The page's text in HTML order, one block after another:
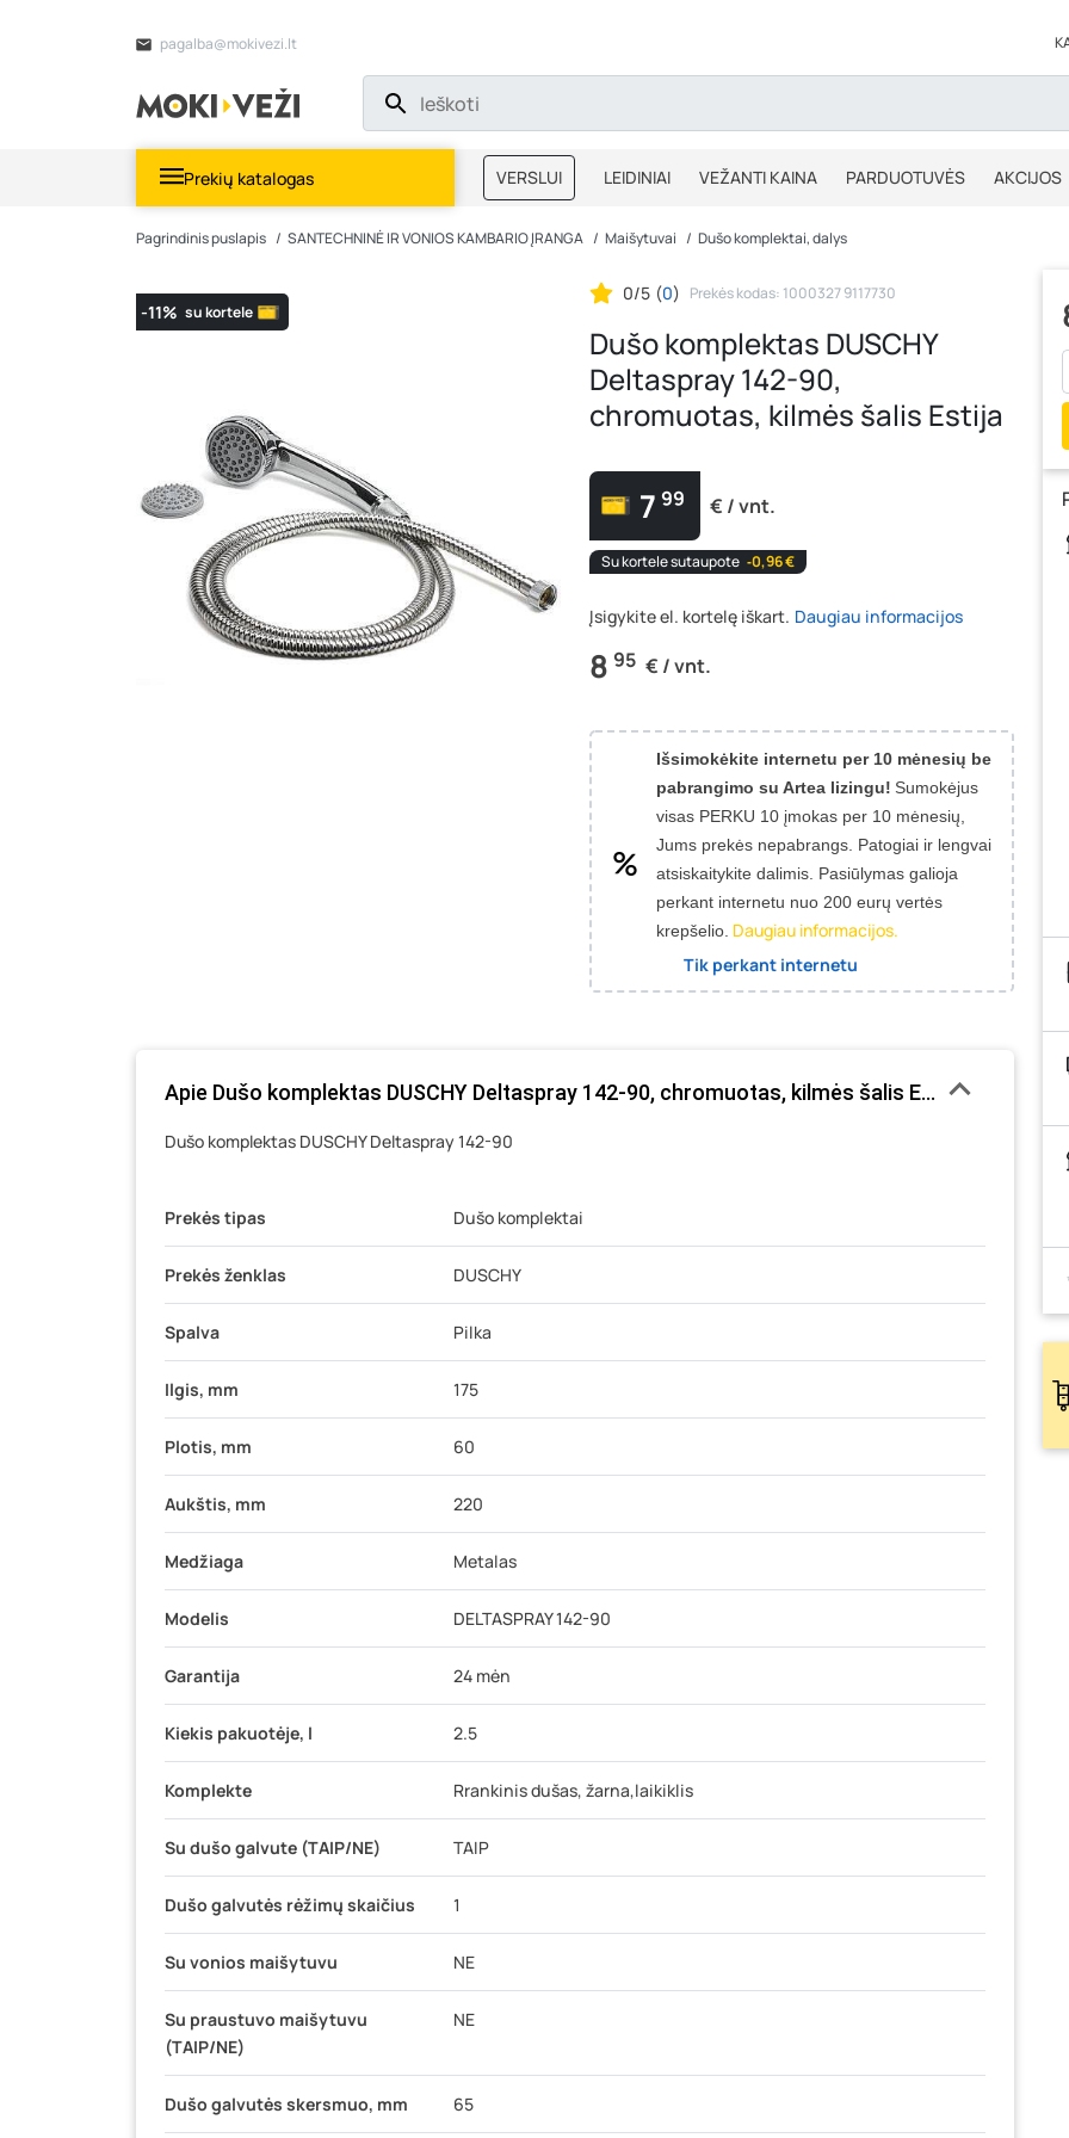
pagalba@mokivezi.lt
Prekių katalogas VERSLUI LEIDINIAI VEŽANTI KAINA PARDUOTUVĖS AKCIJOS
MOKIBLOGAS IŠPARDAVIMAS
Pagrindinis puslapis SANTECHNINĖ IR VONIOS KAMBARIO ĮRANGA Maišytuvai Dušo komplektai, dalys
-11% su kortele
0/5 (0) Prekės kodas: 1000327 9117730
Dušo komplektas DUSCHY
Deltaspray 142-90,
chromuotas, kilmės šalis Estija
7 99 € / vnt.
Su kortele sutaupote ‐0,96 €
Įsigykite el. kortelę iškart. Daugiau informacijos
8 95 € / vnt.
Išsimokėkite internetu per 10 mėnesių be
pabrangimo su Artea lizingu! Sumokėjus
visas PERKU 10 įmokas per 10 mėnesių,
Jums prekės nepabrangs. Patogiai ir lengvai
atsiskaitykite dalimis. Pasiūlymas galioja
perkant internetu nuo 200 eurų vertės
krepšelio. Daugiau informacijos.
Tik perkant internetu
Apie Dušo komplektas DUSCHY Deltaspray 142-90, chromuotas, kilmės šalis Estija
Dušo komplektas DUSCHY Deltaspray 142-90
Prekės tipas Dušo komplektai
Prekės ženklas DUSCHY
Spalva Pilka
Ilgis, mm 175
Plotis, mm 60
Aukštis, mm 220
Medžiaga Metalas
Modelis DELTASPRAY 142-90
Garantija 24 mėn
Kiekis pakuotėje, l 2.5
Komplekte Rrankinis dušas, žarna,laikiklis
Su dušo galvute (TAIP/NE) TAIP
Dušo galvutės rėžimų skaičius 1
Su vonios maišytuvu NE
Su praustuvo maišytuvu
(TAIP/NE)
NE
Dušo galvutės skersmuo, mm 65